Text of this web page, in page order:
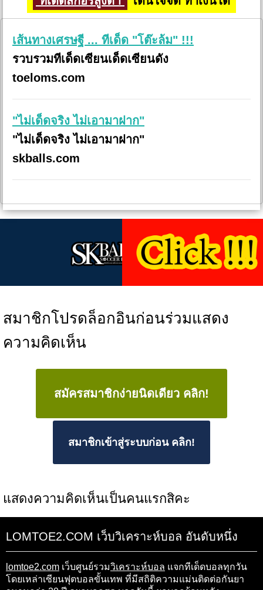
เส้นทางเศรษฐี ... ทีเด็ด "โต๊ะล้ม" !!!
รวบรวมทีเด็ดเซียนเด็ดเซียนดัง
toeloms.com
"ไม่เด็ดจริง ไม่เอามาฝาก"
"ไม่เด็ดจริง ไม่เอามาฝาก"
skballs.com
สมาชิกโปรดล็อกอินก่อนร่วมแสดง
ความคิดเห็น
สมัครสมาชิกง่ายนิดเดียว คลิก!
สมาชิกเข้าสู่ระบบก่อน คลิก!
แสดงความคิดเห็นเป็นคนแรกสิคะ
LOMTOE2.COM เว็บวิเคราะห์บอล อันดับหนึ่ง
lomtoe2.com เว็บศูนย์รวมวิเคราะห์บอล แจกทีเด็ดบอลทุกวัน
โดยเหล่าเซียนฟุตบอลขั้นเทพ ที่มีสถิติความแม่นติดต่อกันยา